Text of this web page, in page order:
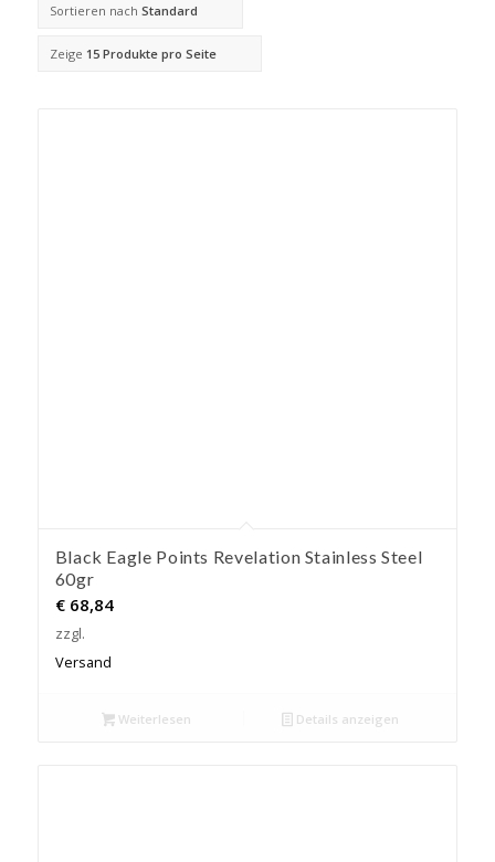
Sortieren nach Standard
Zeige 15 Produkte pro Seite
Black Eagle Points Revelation Stainless Steel
60gr
€68,84
zzgl.
Versand
Weiterlesen Details anzeigen